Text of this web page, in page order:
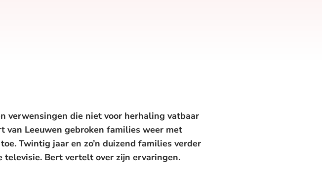
verwensingen die niet voor herhaling vatbaar
van Leeuwen gebroken families weer met
Twintig jaar en zo’n duizend families verder
Bert vertelt over zijn ervaringen.